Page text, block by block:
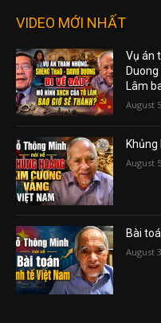
VIDEO MỚI NHẤT
Vụ án
Lâm
August
August
Bài
August